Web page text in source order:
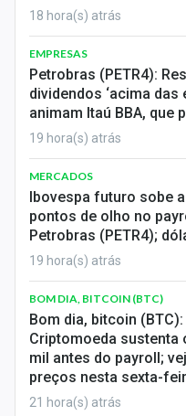
18 hora(s) atrás
EMPRESAS
Petrobras (PETR4):
dividendos ‘acima das
animam Itaú BBA, que
19 hora(s) atrás
MERCADOS
Ibovespa futuro sobe
pontos de olho no
Petrobras (PETR4);
19 hora(s) atrás
BOM DIA, BITCOIN (BTC)
Bom dia, bitcoin (BTC):
Criptomoeda sustenta
mil antes do payroll;
preços nesta sexta-
21 hora(s) atrás